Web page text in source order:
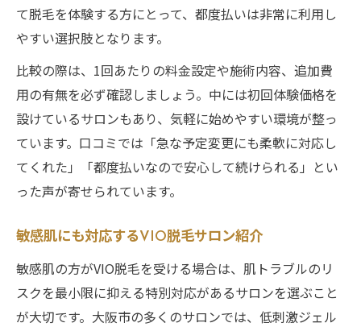
て脱毛を体験する方にとって、都度払いは非常に利用し
やすい選択肢となります。
比較の際は、1回あたりの料金設定や施術内容、追加費
用の有無を必ず確認しましょう。中には初回体験価格を
設けているサロンもあり、気軽に始めやすい環境が整っ
ています。口コミでは「急な予定変更にも柔軟に対応し
てくれた」「都度払いなので安心して続けられる」とい
った声が寄せられています。
敏感肌にも対応するVIO脱毛サロン紹介
敏感肌の方がVIO脱毛を受ける場合は、肌トラブルのリ
スクを最小限に抑える特別対応があるサロンを選ぶこと
が大切です。大阪市の多くのサロンでは、低刺激ジェル